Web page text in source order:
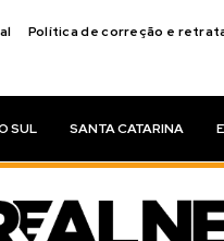
Política de correção e
SUL SANTA CATARINA